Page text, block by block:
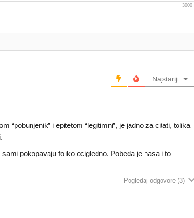
3000
Najstariji
“pobunjenik” i epitetom “legitimni”, je jadno za citati, tolika
pokopavaju foliko ocigledno. Pobeda je nasa i to
Pogledaj odgovore (3)